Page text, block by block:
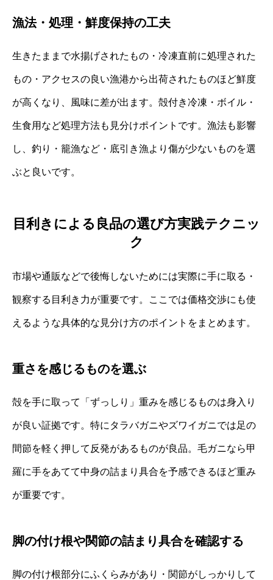
漁法・処理・鮮度保持の工夫
生きたままで水揚げされたもの・冷凍直前に処理された
もの・アクセスの良い漁港から出荷されたものほど鮮度
が高くなり、風味に差が出ます。殻付き冷凍・ボイル・
生食用など処理方法も見分けポイントです。漁法も影響
し、釣り・籠漁など・底引き漁より傷が少ないものを選
ぶと良いです。
目利きによる良品の選び方実践テクニッ
ク
市場や通販などで後悔しないためには実際に手に取る・
観察する目利き力が重要です。ここでは価格交渉にも使
えるような具体的な見分け方のポイントをまとめます。
重さを感じるものを選ぶ
殻を手に取って「ずっしり」重みを感じるものは身入り
が良い証拠です。特にタラバガニやズワイガニでは足の
間節を軽く押して反発があるものが良品。毛ガニなら甲
羅に手をあてて中身の詰まり具合を予感できるほど重み
が重要です。
脚の付け根や関節の詰まり具合を確認する
脚の付け根部分にふくらみがあり・関節がしっかりして